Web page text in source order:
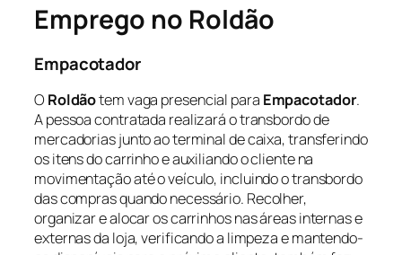
Emprego no Roldão
Empacotador
O Roldãotem vaga presencial para Empacotador.
A pessoa contratada realizará o transbordo de
mercadorias junto ao terminal de caixa, transferindo
os itens do carrinho e auxiliando o cliente na
movimentação até o veículo, incluindo o transbordo
das compras quando necessário. Recolher,
organizar e alocar os carrinhos nas áreas internas e
externas da loja, verificando a limpeza e mantendo-